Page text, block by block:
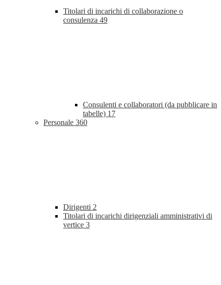
Titolari di incarichi di collaborazione o
consulenza 49
Consulenti e collaboratori (da pubblicare in
tabelle) 17
Personale 360
Dirigenti 2
Titolari di incarichi dirigenziali amministrativi di
vertice 3